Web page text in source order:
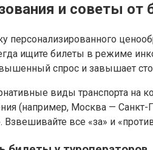
и советы
персонализированного
ищите билеты в режиме
спрос и завышает
виды транспорта на
(например, Москва — Санкт-
Взвешивайте все «за» и